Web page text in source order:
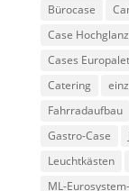
Bürocase
Case Hochglanz
Cases
Catering
Fahrradaufbau
Gastro-Case
Leuchtkästen
ML-